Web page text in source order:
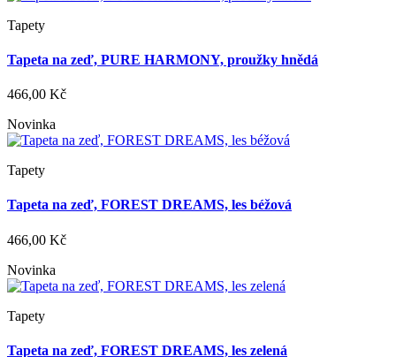
Tapety
Tapeta na zeď, PURE HARMONY, proužky hnědá
466,00 Kč
Novinka
Tapety
Tapeta na zeď, FOREST DREAMS, les béžová
466,00 Kč
Novinka
Tapety
Tapeta na zeď, FOREST DREAMS, les zelená